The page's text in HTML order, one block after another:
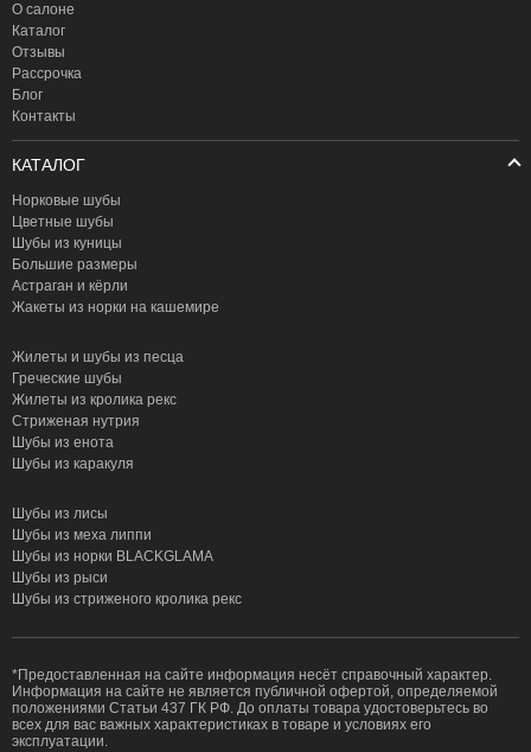
О салоне
Каталог
Отзывы
Рассрочка
Блог
Контакты
КАТАЛОГ
Норковые шубы
Цветные шубы
Шубы из куницы
Большие размеры
Астраган и кёрли
Жакеты из норки на кашемире
Жилеты и шубы из песца
Греческие шубы
Жилеты из кролика рекс
Стриженая нутрия
Шубы из енота
Шубы из каракуля
Шубы из лисы
Шубы из меха липпи
Шубы из норки BLACKGLAMA
Шубы из рыси
Шубы из стриженого кролика рекс
*Предоставленная на сайте информация несёт справочный характер.
Информация на сайте не является публичной офертой, определяемой
положениями Статьи 437 ГК РФ. До оплаты товара удостоверьтесь во
всех для вас важных характеристиках в товаре и условиях его
эксплуатации.